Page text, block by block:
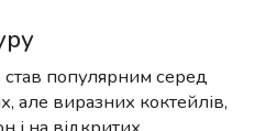
популярним серед
але виразних коктейлів,